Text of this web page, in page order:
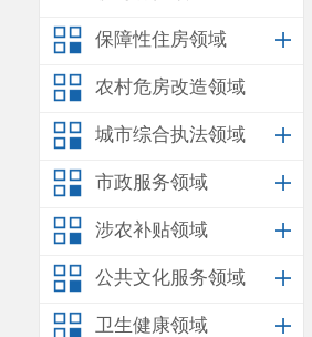
保障性住房领域
农村危房改造领域
城市综合执法领域
市政服务领域
涉农补贴领域
公共文化服务领域
卫生健康领域